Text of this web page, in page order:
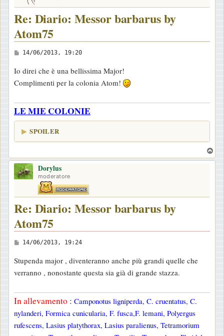
Re: Diario: Messor barbarus by
Atom75
M
s
s
g
g
i
14/06/2013, 19:20
Io direi che è una bellissima Major!
Complimenti per la colonia Atom!
LE MIE COLONIE
SPOILER
o
Dorylus
moderatore
Re: Diario: Messor barbarus by
Atom75
M
s
s
g
g
i
14/06/2013, 19:24
Stupenda major , diventeranno anche più grandi quelle che
verranno , nonostante questa sia già di grande stazza.
In allevamento : Camponotus ligniperda, C. cruentatus, C.
nylanderi, Formica cunicularia, F. fusca,F. lemani, Polyergus
rufescens, Lasius platythorax, Lasius paralienus, Tetramorium